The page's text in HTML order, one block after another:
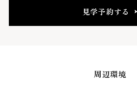
見学予約する
周辺環境